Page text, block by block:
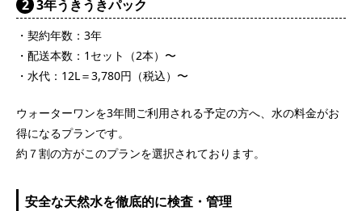
2 3年うきうきパック
・契約年数：3年
・配送本数：1セット（2本）〜
・水代：12L＝3,780円（税込）〜
ウォーターワンを3年間ご利用される予定の方へ、水の料金がお
得になるプランです。
約７割の方がこのプランを選択されております。
安全な天然水を徹底的に検査・管理